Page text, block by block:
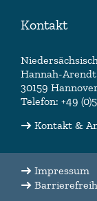
Kontakt
Hannah-
30159 Hannover
Telefon: +49
Kontakt &
Impressum